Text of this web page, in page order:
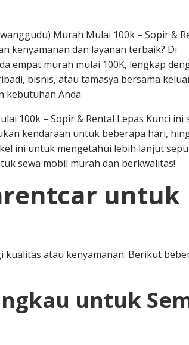
Murah Mulai 100k – Sopir &
kenyamanan dan layanan terbaik? Di
empat murah mulai 100K, lengkap
bisnis, atau tamasya bersama
kebutuhan Anda.
100k – Sopir & Rental Lepas Kunci ini
kendaraan untuk beberapa hari,
ini untuk mengetahui lebih lanjut
sewa mobil murah dan berkwalitas!
untuk
atau kenyamanan. Berikut
untuk